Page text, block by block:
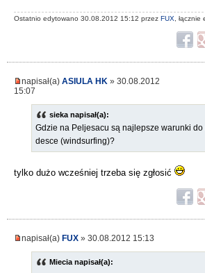
Ostatnio edytowano 30.08.2012 15:12 przez FUX ,
napisał(a) ASIULA HK » 30.08.2012
15:07
sieka napisał(a):
Gdzie na Peljesacu są najlepsze warunki do
desce (windsurfing)?
tylko dużo wcześniej trzeba się zgłosić
napisał(a) FUX » 30.08.2012 15:13
Miecia napisał(a):